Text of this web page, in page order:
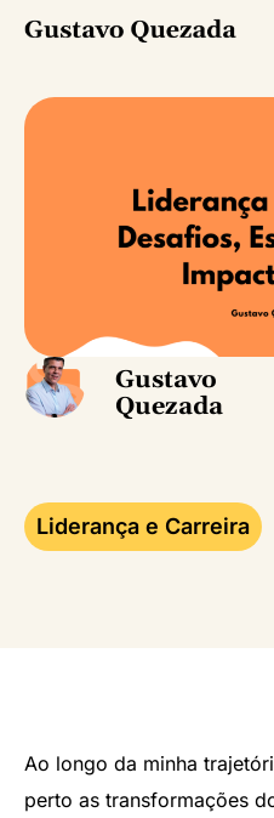
Gustavo
Quezada
Liderança e Carreira
Ao longo da minha
perto as transformações